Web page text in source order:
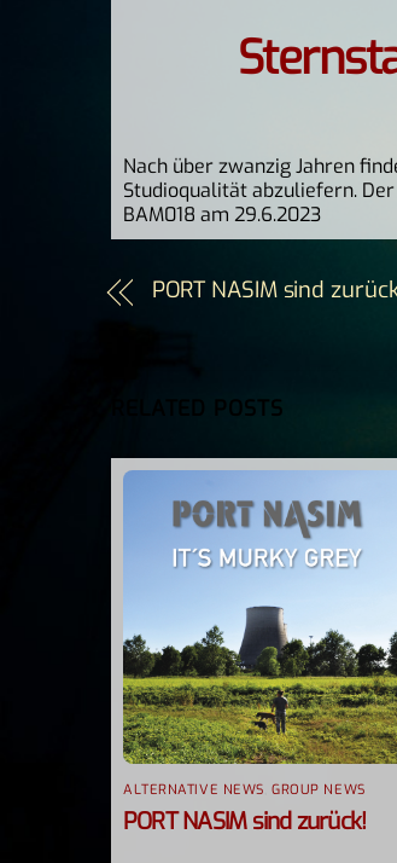
Nach über zwanzig Jahren
Studioqualität abzuliefern.
BAM018 am 29.6.2023
PORT NASIM sind
RELATED POSTS
ALTERNATIVE NEWS ,GROUP NEWS
PORT NASIM sind zurück!